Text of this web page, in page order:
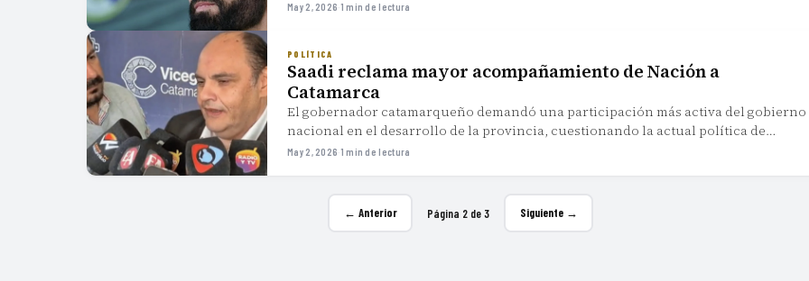
May 2, 2026·1 min de lectura
POLÍTICA
Saadi reclama mayor acompañamiento de Nación a
Catamarca
El gobernador catamarqueño demandó una participación más activa del gobierno
nacional en el desarrollo de la provincia, cuestionando la actual política de
transferencias de recursos.
May 2, 2026·1 min de lectura
← Anterior Página 2 de 3 Siguiente →